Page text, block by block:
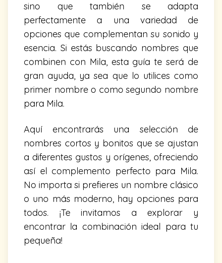
sino que también se adapta
perfectamente a una variedad de
opciones que complementan su sonido y
esencia. Si estás buscando nombres que
combinen con Mila, esta guía te será de
gran ayuda, ya sea que lo utilices como
primer nombre o como segundo nombre
para Mila.
Aquí encontrarás una selección de
nombres cortos y bonitos que se ajustan
a diferentes gustos y orígenes, ofreciendo
así el complemento perfecto para Mila.
No importa si prefieres un nombre clásico
o uno más moderno, hay opciones para
todos. ¡Te invitamos a explorar y
encontrar la combinación ideal para tu
pequeña!